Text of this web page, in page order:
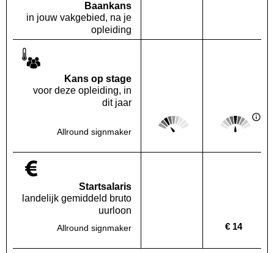
Baankans
in jouw vakgebied, na je
opleiding
Kans op stage
voor deze opleiding, in
dit jaar
Allround signmaker Deze regio:
Score: 2 van 5
Landelijk
Score: 3 van
Startsalaris
landelijk gemiddeld bruto
uurloon
Allround signmaker Geen waarde bekendLandelijk
€ 14